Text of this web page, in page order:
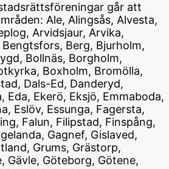
går att
Ale, Alingsås, Alvesta,
Arvidsjaur, Arvika,
Berg, Bjurholm,
Bollnäs, Borgholm,
Boxholm, Bromölla,
Dals-Ed, Danderyd,
Eda, Ekerö, Eksjö, Emmaboda,
Eslöv, Essunga, Fagersta,
Falun, Filipstad, Finspång,
Gagnef, Gislaved,
Grums, Grästorp,
Gävle, Göteborg, Götene,